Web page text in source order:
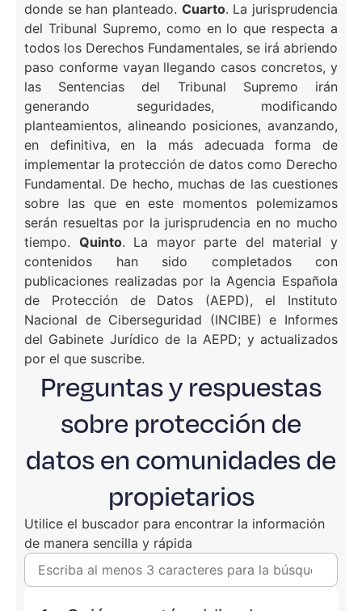
donde se han planteado. Cuarto. La jurisprudencia
del Tribunal Supremo, como en lo que respecta a
todos los Derechos Fundamentales, se irá abriendo
paso conforme vayan llegando casos concretos, y
las Sentencias del Tribunal Supremo irán
generando seguridades, modificando
planteamientos, alineando posiciones, avanzando,
en definitiva, en la más adecuada forma de
implementar la protección de datos como Derecho
Fundamental. De hecho, muchas de las cuestiones
sobre las que en este momentos polemizamos
serán resueltas por la jurisprudencia en no mucho
tiempo. Quinto. La mayor parte del material y
contenidos han sido completados con
publicaciones realizadas por la Agencia Española
de Protección de Datos (AEPD), el Instituto
Nacional de Ciberseguridad (INCIBE) e Informes
del Gabinete Jurídico de la AEPD; y actualizados
por el que suscribe.
Preguntas y respuestas
sobre protección de
datos en comunidades de
propietarios
Utilice el buscador para encontrar la información
de manera sencilla y rápida